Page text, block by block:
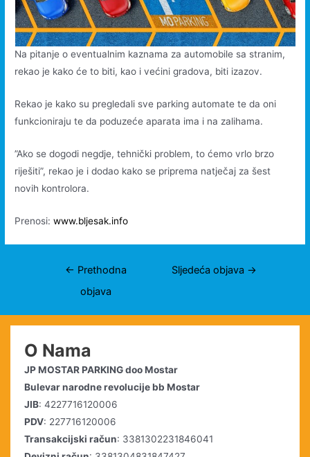
Na pitanje o eventualnim kaznama za automobile sa stranim,
rekao je kako će to biti, kao i većini gradova, biti izazov.
Rekao je kako su pregledali sve parking automate te da oni
funkcioniraju te da poduzeće aparata ima i na zalihama.
”Ako se dogodi negdje, tehnički problem, to ćemo vrlo brzo
riješiti”, rekao je i dodao kako se priprema natječaj za šest
novih kontrolora.
Prenosi:www.bljesak.info
Navigacija
← Prethodna
objava
Sljedeća objava →
O Nama
JP MOSTAR PARKING doo Mostar
Bulevar narodne revolucije bb Mostar
JIB: 4227716120006
PDV: 227716120006
Transakcijski račun: 3381302231846041